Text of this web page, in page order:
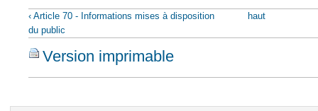
‹ Article 70 - Informations mises à disposition
du public
haut
Version imprimable